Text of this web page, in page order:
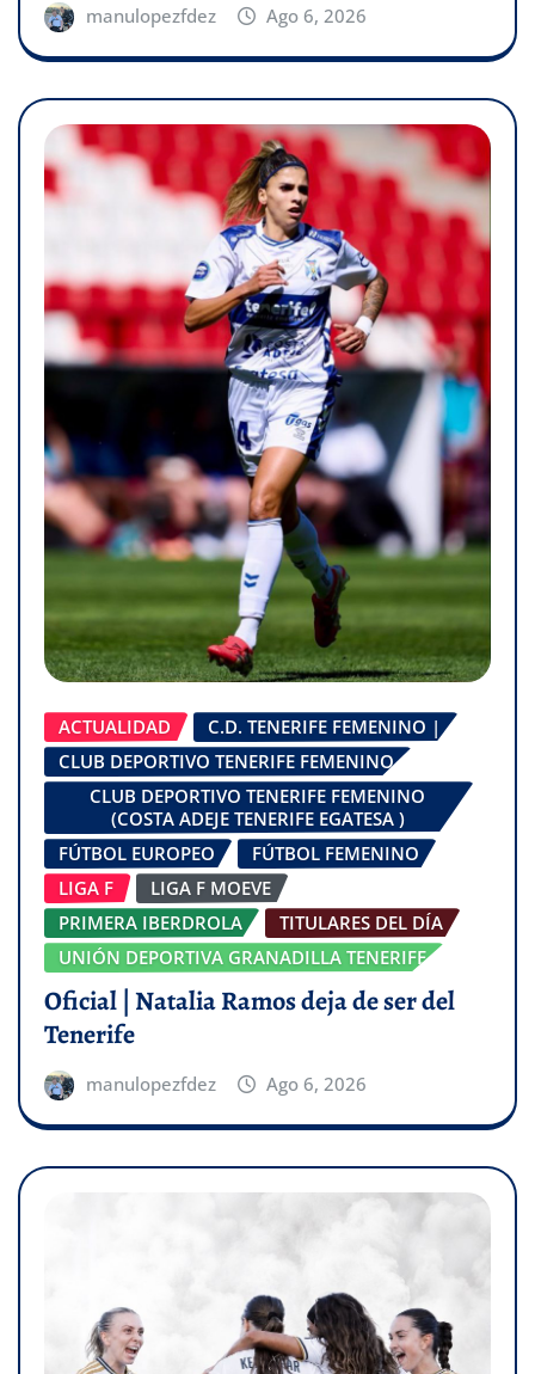
manulopezfdez Ago 6, 2026
ACTUALIDAD
C.D. TENERIFE FEMENINO |
CLUB DEPORTIVO TENERIFE FEMENINO
CLUB DEPORTIVO TENERIFE FEMENINO
(COSTA ADEJE TENERIFE EGATESA )
FÚTBOL EUROPEO
FÚTBOL FEMENINO
LIGA F
LIGA F MOEVE
PRIMERA IBERDROLA
TITULARES DEL DÍA
UNIÓN DEPORTIVA GRANADILLA TENERIFE
Oficial | Natalia Ramos deja de ser del
Tenerife
manulopezfdez Ago 6, 2026